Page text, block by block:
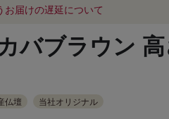
お届けの遅延について
バブラウン
仏壇 当社オリジナル